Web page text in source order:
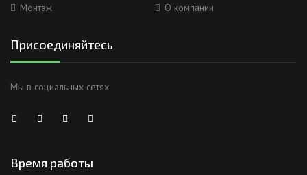
Монтаж О компании
Присоединяйтесь
Мы в социальных сетях
Время работы